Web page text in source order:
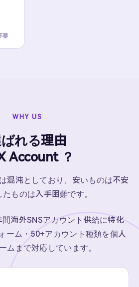
要
WHY US
れる理由
Account ？
混沌としており、安いものは不安
ものは入手困難です。
海外SNSアカウント供給に特化
ーム・50+アカウント種類を個人
ムまで対応しています。